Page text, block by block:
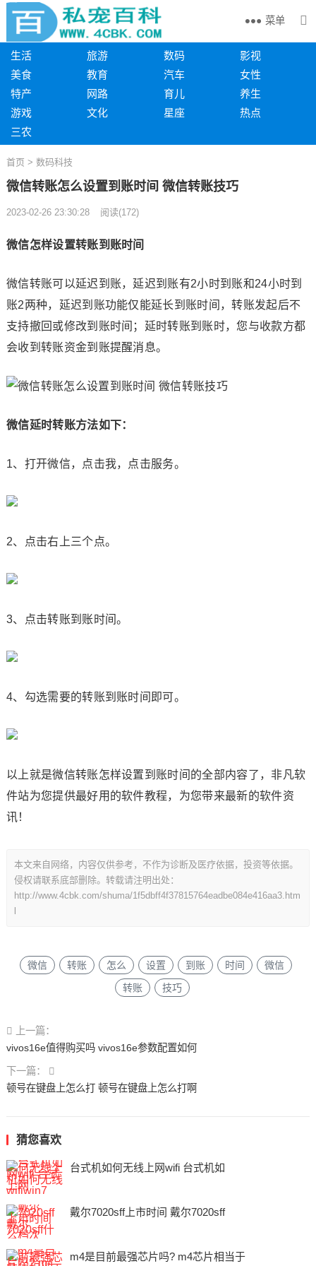
菜单
生活 旅游 数码
影视
美食
教育 汽车
女性
特产
网路 育儿
养生
游戏
文化 星座
热点
三农
首页 > 数码科技
微信转账怎么设置到账时间 微信转账技巧
2023-02-26 23:30:28 阅读(172)
微信怎样设置转账到账时间
微信转账可以延迟到账，延迟到账有2小时到账和24小时到
账2两种，延迟到账功能仅能延长到账时间，转账发起后不
支持撤回或修改到账时间；延时转账到账时，您与收款方都
会收到转账资金到账提醒消息。
微信延时转账方法如下：
1、打开微信，点击我，点击服务。
2、点击右上三个点。
3、点击转账到账时间。
4、勾选需要的转账到账时间即可。
以上就是微信转账怎样设置到账时间的全部内容了，非凡软
件站为您提供最好用的软件教程，为您带来最新的软件资
讯！
本文来自网络，内容仅供参考，不作为诊断及医疗依据，投资等依据。
侵权请联系底部删除。转载请注明出处：
http://www.4cbk.com/shuma/1f5dbff4f37815764eadbe084e416aa3.htm
微信 转账 怎么 设置 到账 时间
微信
转账
技巧
上一篇：
vivos16e值得购买吗 vivos16e参数配置如何
下一篇：
顿号在键盘上怎么打 顿号在键盘上怎么打啊
猜您喜欢
台式机如何无线上网wifi 台式机如
戴尔7020sff上市时间 戴尔7020sff
m4是目前最强芯片吗? m4芯片相当于